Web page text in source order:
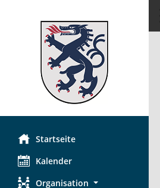
Startseite
Kalender
Organisation